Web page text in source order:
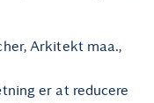
Arkitekt maa.,
er at reducere